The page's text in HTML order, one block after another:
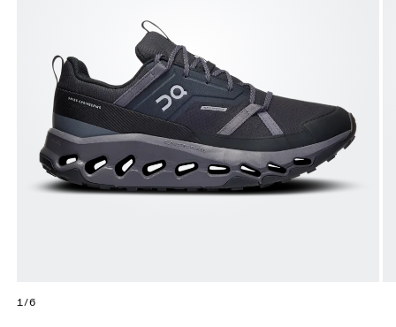
1/6